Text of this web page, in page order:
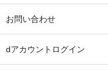
お問い合わせ
dアカウントログイン